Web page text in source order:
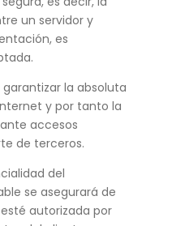
un servidor y
es
la absoluta
y por tanto la
accesos
de terceros.
del
se asegurará de
autorizada por